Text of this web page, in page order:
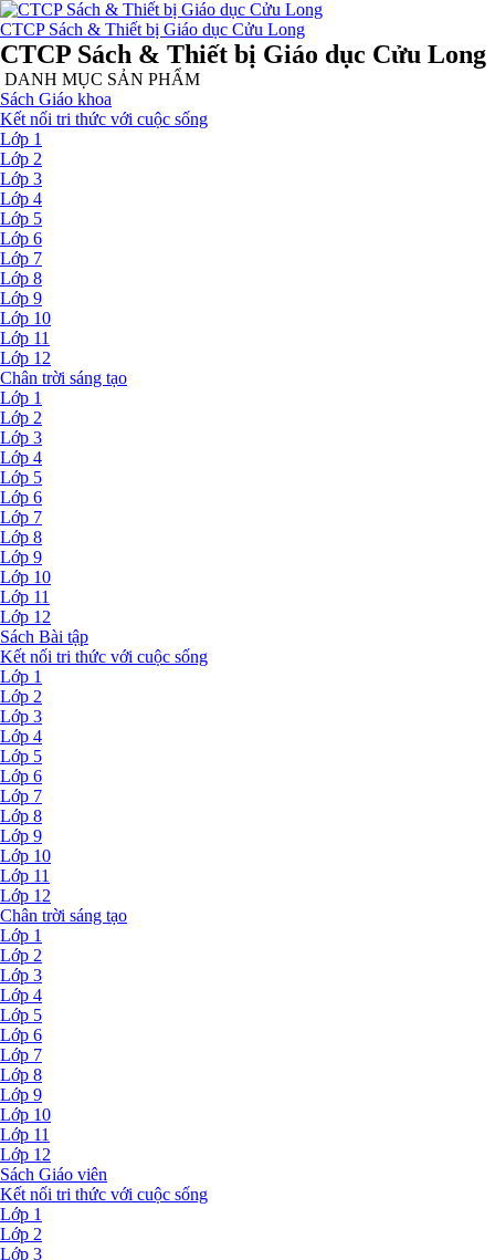
CTCP Sách & Thiết bị Giáo dục Cửu Long
CTCP Sách & Thiết bị Giáo dục Cửu Long
DANH MỤC SẢN PHẨM
Sách Giáo khoa
Kết nối tri thức với cuộc sống
Lớp 1
Lớp 2
Lớp 3
Lớp 4
Lớp 5
Lớp 6
Lớp 7
Lớp 8
Lớp 9
Lớp 10
Lớp 11
Lớp 12
Chân trời sáng tạo
Lớp 1
Lớp 2
Lớp 3
Lớp 4
Lớp 5
Lớp 6
Lớp 7
Lớp 8
Lớp 9
Lớp 10
Lớp 11
Lớp 12
Sách Bài tập
Kết nối tri thức với cuộc sống
Lớp 1
Lớp 2
Lớp 3
Lớp 4
Lớp 5
Lớp 6
Lớp 7
Lớp 8
Lớp 9
Lớp 10
Lớp 11
Lớp 12
Chân trời sáng tạo
Lớp 1
Lớp 2
Lớp 3
Lớp 4
Lớp 5
Lớp 6
Lớp 7
Lớp 8
Lớp 9
Lớp 10
Lớp 11
Lớp 12
Sách Giáo viên
Kết nối tri thức với cuộc sống
Lớp 1
Lớp 2
Lớp 3